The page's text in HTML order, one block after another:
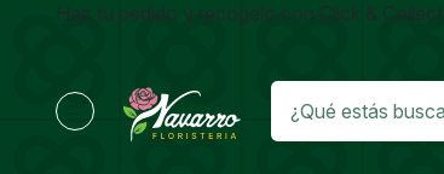
Haz tu pedido y recogelo con Click & Collect